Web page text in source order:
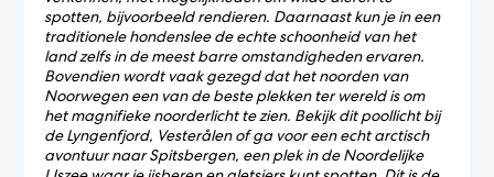
spotten, bijvoorbeeld rendieren. Daarnaast kun je in een
traditionele hondenslee de echte schoonheid van het
land zelfs in de meest barre omstandigheden ervaren.
Bovendien wordt vaak gezegd dat het noorden van
Noorwegen een van de beste plekken ter wereld is om
het magnifieke noorderlicht te zien. Bekijk dit poollicht bij
de Lyngenfjord, Vesterålen of ga voor een echt arctisch
avontuur naar Spitsbergen, een plek in de Noordelijke